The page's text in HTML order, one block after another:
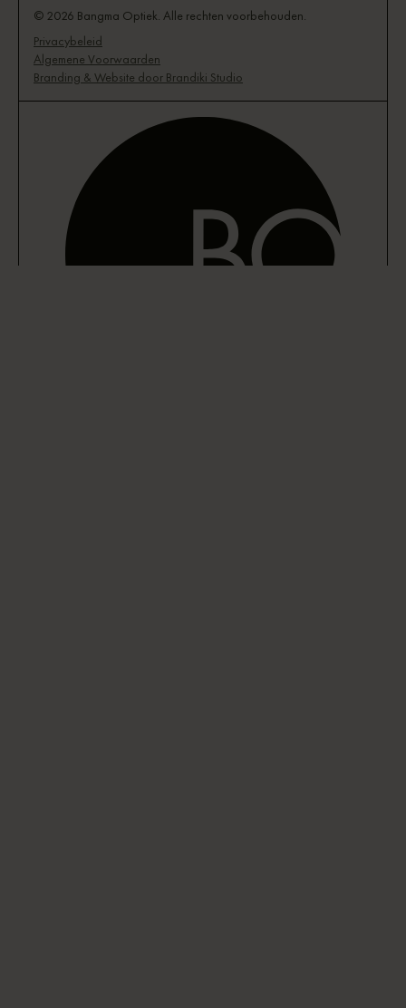
© 2026 Bangma Optiek. Alle rechten voorbehouden.
Privacybeleid
Algemene Voorwaarden
Branding & Website door Brandiki Studio